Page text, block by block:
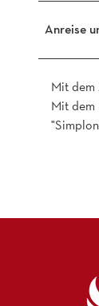
Anreise
Mit dem
Mit dem